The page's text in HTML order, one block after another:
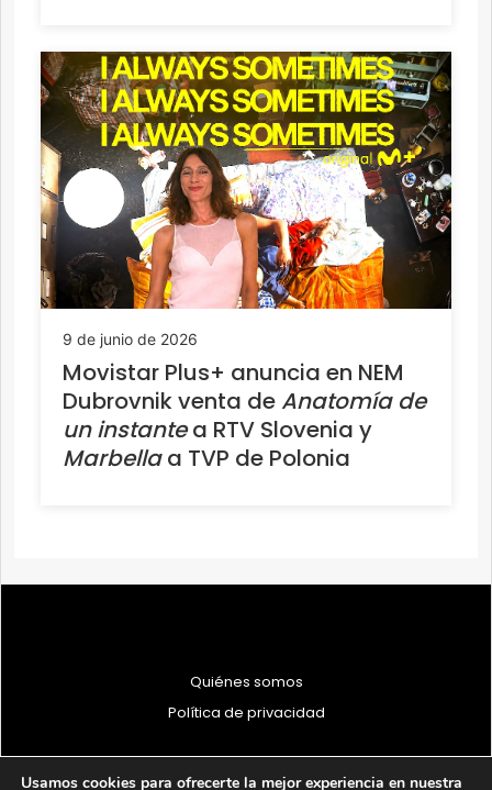
9 de junio de 2026
Movistar Plus+ anuncia en NEM
Dubrovnik venta de Anatomía de
un instantea RTV Slovenia y
Marbellaa TVP de Polonia
Quiénes somos
Política de privacidad
Usamos cookies para ofrecerte la mejor experiencia en nuestra